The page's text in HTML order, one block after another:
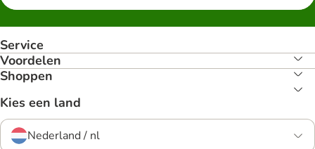
Service
Voordelen
Shoppen
Kies een land
Nederland / nl